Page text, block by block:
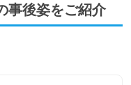
事後姿をご紹介